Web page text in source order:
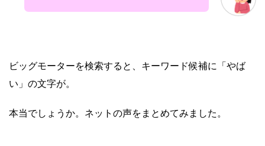
ビッグモーターを検索すると、キーワード候補に「やば
い」の文字が。
本当でしょうか。ネットの声をまとめてみました。